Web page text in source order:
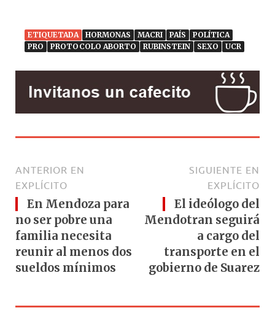
ETIQUETADA HORMONAS MACRI PAÍS
POLÍTICA
PRO
PROTOCOLO ABORTO RUBINSTEIN SEXO UCR
ANTERIOR EN
EXPLÍCITO
En Mendoza para
no ser pobre una
familia necesita
reunir al menos dos
sueldos mínimos
SIGUIENTE EN
EXPLÍCITO
El ideólogo del
Mendotran seguirá
a cargo del
transporte en el
gobierno de Suarez